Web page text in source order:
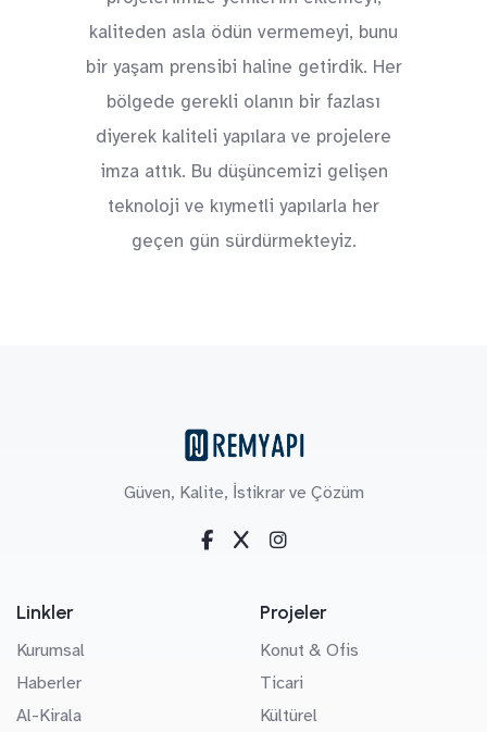
kaliteden asla ödün vermemeyi, bunu
bir yaşam prensibi haline getirdik. Her
bölgede gerekli olanın bir fazlası
diyerek kaliteli yapılara ve projelere
imza attık. Bu düşüncemizi gelişen
teknoloji ve kıymetli yapılarla her
geçen gün sürdürmekteyiz.
Güven, Kalite, İstikrar ve Çözüm
Linkler
Kurumsal
Haberler
Al-Kirala
Projeler
Konut & Ofis
Ticari
Kültürel